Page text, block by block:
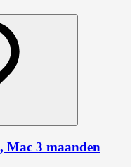
Mac 3 maanden